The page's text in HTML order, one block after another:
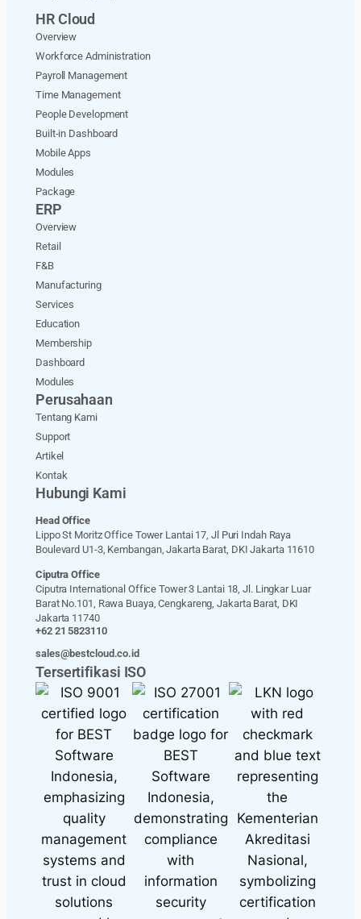
HR Cloud
Overview
Workforce Administration
Payroll Management
Time Management
People Development
Built-in Dashboard
Mobile Apps
Modules
Package
ERP
Overview
Retail
F&B
Manufacturing
Services
Education
Membership
Dashboard
Modules
Perusahaan
Tentang Kami
Support
Artikel
Kontak
Hubungi Kami
Head Office
Lippo St Moritz Office Tower Lantai 17, Jl Puri Indah Raya
Boulevard U1-3, Kembangan, Jakarta Barat, DKI Jakarta 11610
Ciputra Office
Ciputra International Office Tower 3 Lantai 18, Jl. Lingkar Luar
Barat No.101, Rawa Buaya, Cengkareng, Jakarta Barat, DKI
Jakarta 11740
+62 21 5823110
sales@bestcloud.co.id
Tersertifikasi ISO